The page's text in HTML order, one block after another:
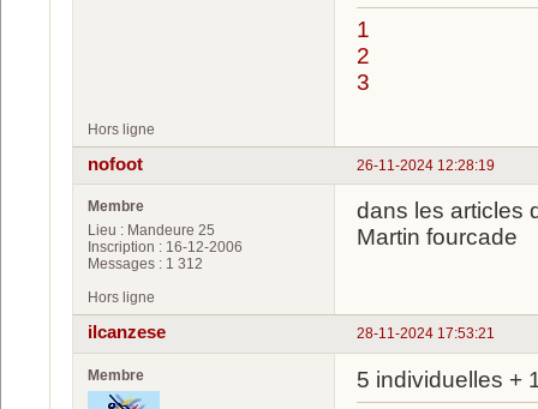
1
2
3
Hors ligne
26-11-2024 12:28:19
nofoot
Membre
Lieu : Mandeure 25
Inscription : 16-12-2006
Messages : 1 312
dans les articles
Martin fourcade
Hors ligne
28-11-2024 17:53:21
ilcanzese
Membre
5 individuelles +